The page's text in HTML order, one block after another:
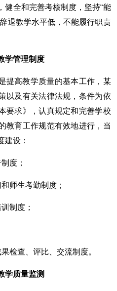
健全和完善考核制度，坚持“能
退教学水平低，不能履行职责
学管理制度
提高教学质量的基本工作，某
以及有关法律法规，条件为依
要求》，认真规定和完善学校
教育工作规范有效地进行，当
建设：
度；
师生考勤制度；
制度；
检查、评比、交流制度。
学质量监测